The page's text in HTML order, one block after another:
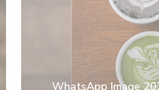
WhatsApp Image